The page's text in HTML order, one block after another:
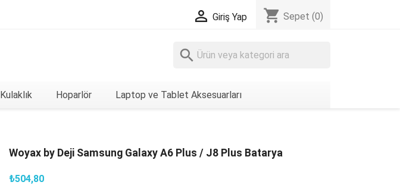
 Giriş Yap shopping_cart Sepet (0)
search
Kulaklık Hoparlör Laptop ve Tablet Aksesuarları
Woyax by Deji Samsung Galaxy A6 Plus / J8 Plus Batarya
₺504,80